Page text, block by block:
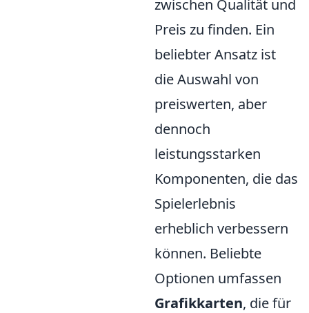
zwischen Qualität und
Preis zu finden. Ein
beliebter Ansatz ist
die Auswahl von
preiswerten, aber
dennoch
leistungsstarken
Komponenten, die das
Spielerlebnis
erheblich verbessern
können. Beliebte
Optionen umfassen
Grafikkarten, die für